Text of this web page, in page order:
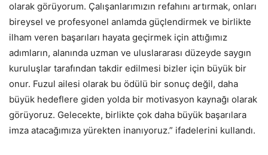
olarak görüyorum. Çalışanlarımızın refahını artırmak, onları
bireysel ve profesyonel anlamda güçlendirmek ve birlikte
ilham veren başarıları hayata geçirmek için attığımız
adımların, alanında uzman ve uluslararası düzeyde saygın
kuruluşlar tarafından takdir edilmesi bizler için büyük bir
onur. Fuzul ailesi olarak bu ödülü bir sonuç değil, daha
büyük hedeflere giden yolda bir motivasyon kaynağı olarak
görüyoruz. Gelecekte, birlikte çok daha büyük başarılara
imza atacağımıza yürekten inanıyoruz.” ifadelerini kullandı.